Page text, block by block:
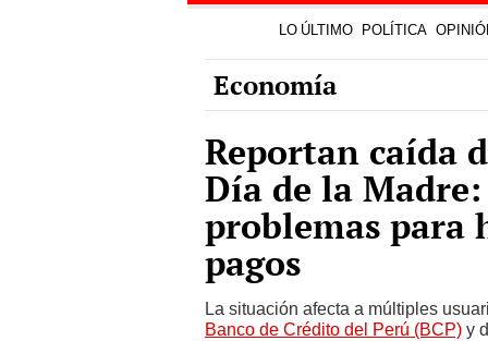
LO ÚLTIMO POLÍTICA
Economía
Reportan caída
Día de la
problemas para
pagos
La situación afecta a múltiples
Banco de Crédito del Perú (BCP) y